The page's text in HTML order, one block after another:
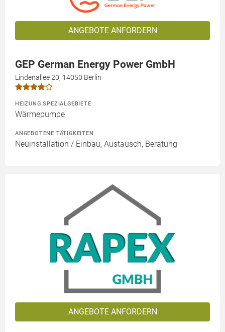
ANGEBOTE ANFORDERN
GEP German Energy Power GmbH
Lindenallee 20, 14050 Berlin
HEIZUNG SPEZIALGEBIETE
Wärmepumpe
ANGEBOTENE TÄTIGKEITEN
Neuinstallation / Einbau, Austausch, Beratung
ANGEBOTE ANFORDERN